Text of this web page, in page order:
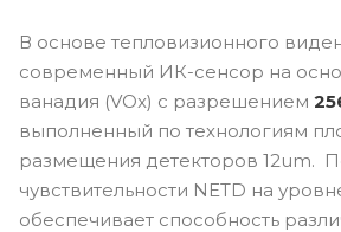
В основе тепловизионного
современный ИК-сенсор на
ванадия (VOx) с разрешением
выполненный по технологиям
размещения детекторов 12um.
чувствительности NETD на
обеспечивает способность